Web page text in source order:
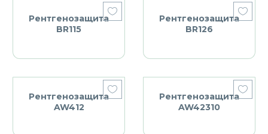
Рентгенозащита
BR115
Рентгенозащита
BR126
Рентгенозащита
AW412
Рентгенозащита
AW42310